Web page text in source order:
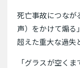
死亡事故につなが
声）をかけて煽る
超えた重大な過失
「グラスが空く